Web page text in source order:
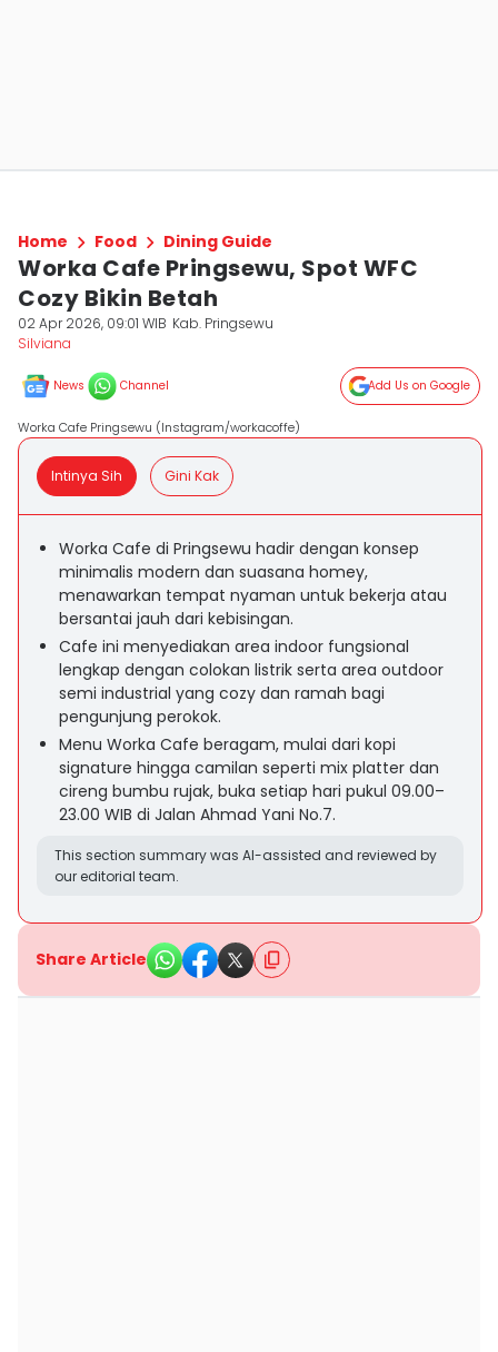
Home Food Dining Guide
Worka Cafe Pringsewu, Spot WFC
Cozy Bikin Betah
02 Apr 2026, 09:01 WIB Kab. Pringsewu
Silviana
News Channel Add Us on Google
Worka Cafe Pringsewu (Instagram/workacoffe)
Intinya Sih Gini Kak
Worka Cafe di Pringsewu hadir dengan konsep
minimalis modern dan suasana homey,
menawarkan tempat nyaman untuk bekerja atau
bersantai jauh dari kebisingan.
Cafe ini menyediakan area indoor fungsional
lengkap dengan colokan listrik serta area outdoor
semi industrial yang cozy dan ramah bagi
pengunjung perokok.
Menu Worka Cafe beragam, mulai dari kopi
signature hingga camilan seperti mix platter dan
cireng bumbu rujak, buka setiap hari pukul 09.00–
23.00 WIB di Jalan Ahmad Yani No.7.
This section summary was AI-assisted and reviewed by
our editorial team.
Share Article